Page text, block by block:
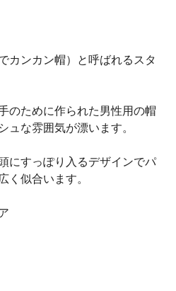
カンカン帽）と呼ばれるスタ
のために作られた男性用の帽
ュな雰囲気が漂います。
にすっぽり入るデザインでパ
く似合います。